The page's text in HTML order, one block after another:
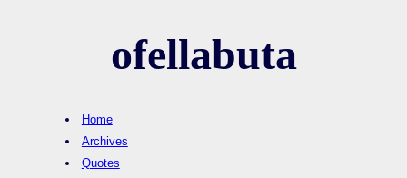
ofellabuta
Home
Archives
Quotes